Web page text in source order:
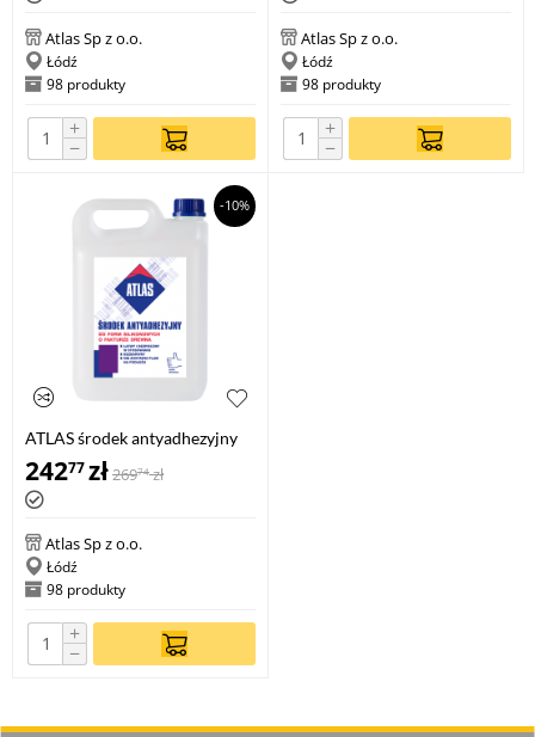
Atlas Sp z o.o.
Łódź
98 produkty
+
−
Atlas Sp z o.o.
Łódź
98 produkty
+
−
-10%
ATLAS środek antyadhezyjny
do form silikonowych o
fakturze drewna, 5l
24277zł26974 zł
Atlas Sp z o.o.
Łódź
98 produkty
+
−